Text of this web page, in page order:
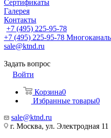
Сертификаты
Галерея
Контакты
+7 (495) 225-95-78
+7 (495) 225-95-78
sale@ktnd.ru
Задать вопрос
Войти
Корзина0
Избранные товары0
sale@ktnd.ru
г. Москва, ул. Электродная 11